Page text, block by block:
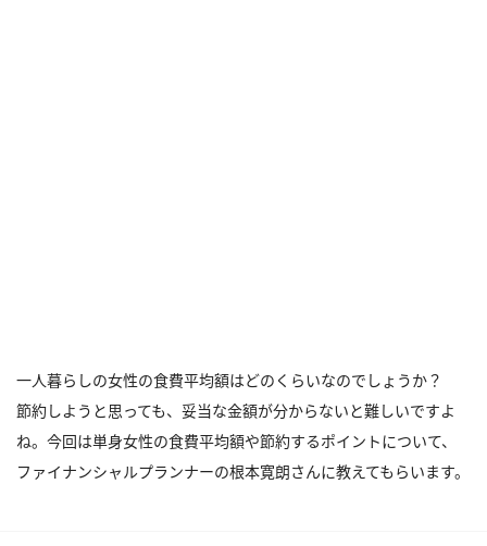
一人暮らしの女性の食費平均額はどのくらいなのでしょうか？
節約しようと思っても、妥当な金額が分からないと難しいですよ
ね。今回は単身女性の食費平均額や節約するポイントについて、
ファイナンシャルプランナーの根本寛朗さんに教えてもらいます。